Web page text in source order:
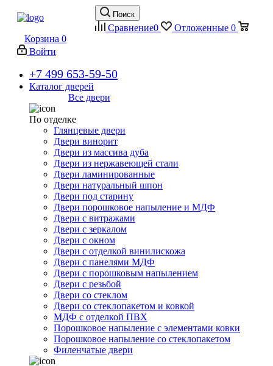
Поиск
Сравнение0 Отложенные 0
Корзина 0
Войти
+7 499 653-59-50
Каталог дверей
Все двери
По отделке
Глянцевые двери
Двери винорит
Двери из массива дуба
Двери из нержавеющей стали
Двери ламинированные
Двери натуральный шпон
Двери под старину
Двери порошковое напыление и МДФ
Двери с витражами
Двери с зеркалом
Двери с окном
Двери с отделкой винилискожа
Двери с панелями МДФ
Двери с порошковым напылением
Двери с резьбой
Двери со стеклом
Двери со стеклопакетом и ковкой
МДФ с отделкой ПВХ
Порошковое напыление с элементами ковки
Порошковое напыление со стеклопакетом
Филенчатые двери